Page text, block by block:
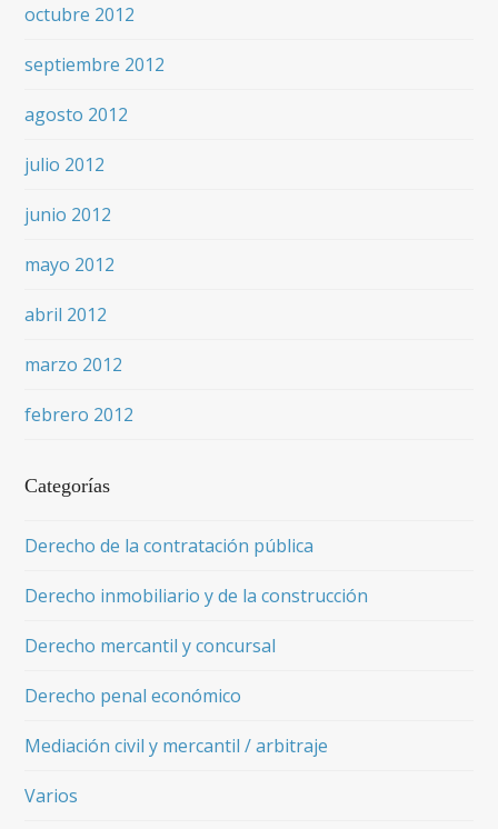
octubre 2012
septiembre 2012
agosto 2012
julio 2012
junio 2012
mayo 2012
abril 2012
marzo 2012
febrero 2012
Categorías
Derecho de la contratación pública
Derecho inmobiliario y de la construcción
Derecho mercantil y concursal
Derecho penal económico
Mediación civil y mercantil / arbitraje
Varios